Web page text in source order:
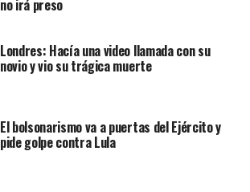
no irá preso
Londres: Hacía una video llamada con su
novio y vio su trágica muerte
El bolsonarismo va a puertas del Ejército y
pide golpe contra Lula